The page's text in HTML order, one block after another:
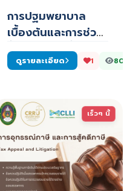
การปฐมพยาบาล
เบื้องต้นและการช่วย
ฟื้นคืนชีพขั้นพื้นฐ…
ดูรายละเอียด 1 803
เร็วๆ นี้